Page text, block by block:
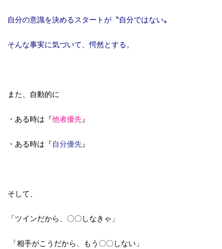
自分の意識を決めるスタートが〝自分ではない〟
そんな事実に気づいて、愕然とする。
また、自動的に
・ある時は『他者優先』
・ある時は『自分優先』
そして、
「ツインだから、〇〇しなきゃ」
「相手がこうだから、もう〇〇しない」